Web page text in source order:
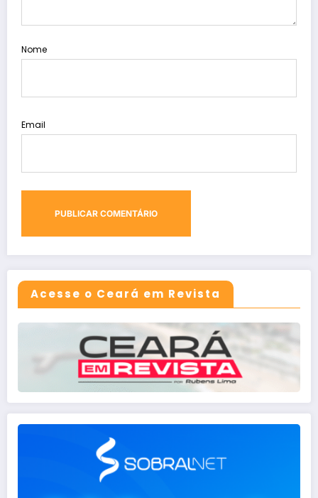
Nome
Email
Acesse o Ceará em Revista